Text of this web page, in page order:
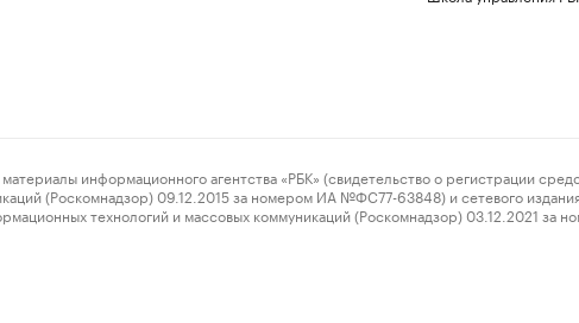
информационного агентства «РБК» (свидетельство о регистрации
(Роскомнадзор) 09.12.2015 за номером ИА №ФС77-63848) и сетевого
технологий и массовых коммуникаций (Роскомнадзор) 03.12.2021